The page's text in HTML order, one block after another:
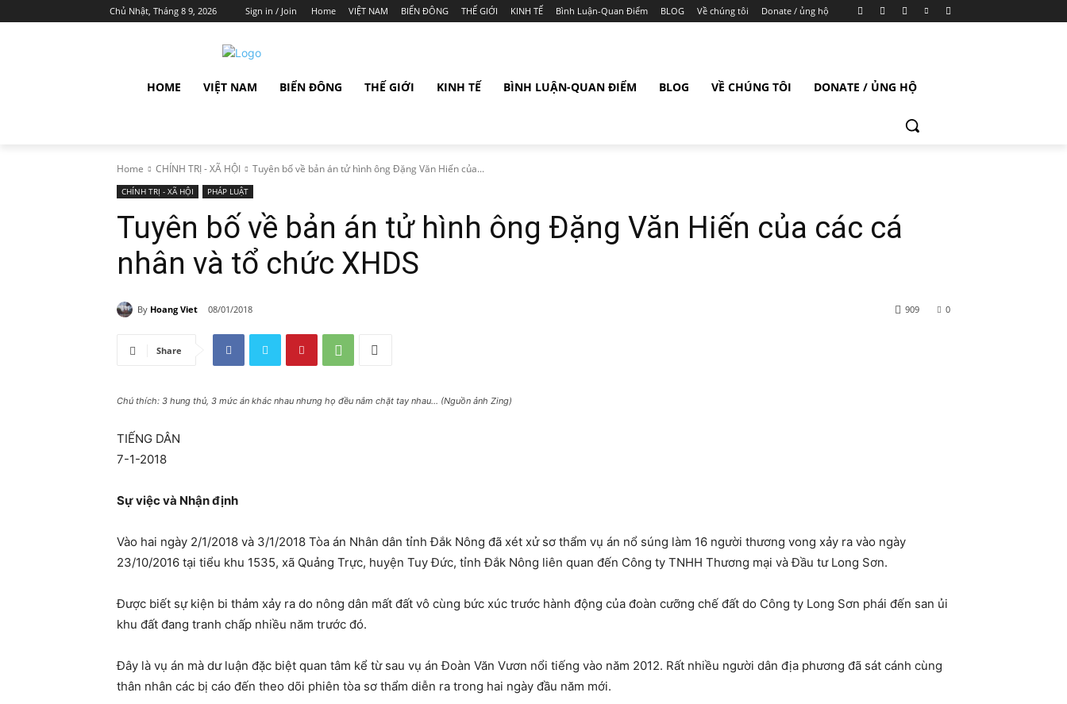
Chủ Nhật, Tháng 8 9, 2026 Sign in / Join Home VIỆT NAM BIỂN ĐÔNG THẾ GIỚI KINH TẾ Bình Luận-Quan Điểm BLOG Về chúng tôi Donate / ủng hộ
HOME VIỆT NAM BIỂN ĐÔNG THẾ GIỚI KINH TẾ BÌNH LUẬN-QUAN ĐIỂM BLOG VỀ CHÚNG TÔI DONATE / ỦNG HỘ
Home CHÍNH TRỊ - XÃ HỘI Tuyên bố về bản án tử hình ông Đặng Văn Hiến của...
CHÍNH TRỊ - XÃ HỘI PHÁP LUẬT
Tuyên bố về bản án tử hình ông Đặng Văn Hiến của các cá
nhân và tổ chức XHDS
By Hoang Viet 08/01/2018 0
909
Share
Chú thích: 3 hung thủ, 3 mức án khác nhau nhưng họ đều nắm chặt tay nhau... (Nguồn ảnh Zing)
TIẾNG DÂN
7-1-2018
Sự việc và Nhận định
Vào hai ngày 2/1/2018 và 3/1/2018 Tòa án Nhân dân tỉnh Đắk Nông đã xét xử sơ thẩm vụ án nổ súng làm 16 người thương vong xảy ra vào ngày
23/10/2016 tại tiểu khu 1535, xã Quảng Trực, huyện Tuy Đức, tỉnh Đắk Nông liên quan đến Công ty TNHH Thương mại và Đầu tư Long Sơn.
Được biết sự kiện bi thảm xảy ra do nông dân mất đất vô cùng bức xúc trước hành động của đoàn cưỡng chế đất do Công ty Long Sơn phái đến san ủi
khu đất đang tranh chấp nhiều năm trước đó.
Đây là vụ án mà dư luận đặc biệt quan tâm kể từ sau vụ án Đoàn Văn Vươn nổi tiếng vào năm 2012. Rất nhiều người dân địa phương đã sát cánh cùng
thân nhân các bị cáo đến theo dõi phiên tòa sơ thẩm diễn ra trong hai ngày đầu năm mới.